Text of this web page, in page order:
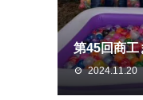
第45回商工
2024.11.20